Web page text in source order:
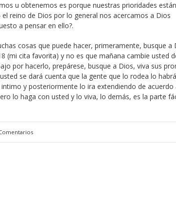
u obtenemos es porque nuestras prioridades
reino de Dios por lo general nos acercamos a Dios
a pensar en ello?.
cosas que puede hacer, primeramente, busque a
(mi cita favorita) y no es que mañana cambie usted
por hacerlo, prepárese, busque a Dios, viva sus
se dará cuenta que la gente que lo rodea lo habrá
y posteriormente lo ira extendiendo de acuerdo
lo haga con usted y lo viva, lo demás, es la parte